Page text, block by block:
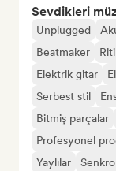
Sevdikleri
Unplugged
Beatmaker
Elektrik gitar
Serbest stil
Bitmiş parçalar
Profesyonel
Yaylılar